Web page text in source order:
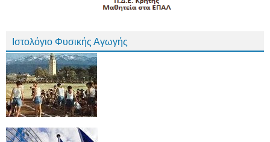
Ιστολόγιο Φυσικής Αγωγής